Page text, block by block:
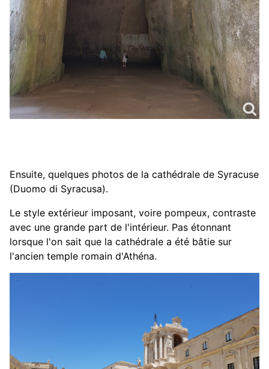
Ensuite, quelques photos de la cathédrale de Syracuse
(Duomo di Syracusa).
Le style extérieur imposant, voire pompeux, contraste
avec une grande part de l'intérieur. Pas étonnant
lorsque l'on sait que la cathédrale a été bâtie sur
l'ancien temple romain d'Athéna.